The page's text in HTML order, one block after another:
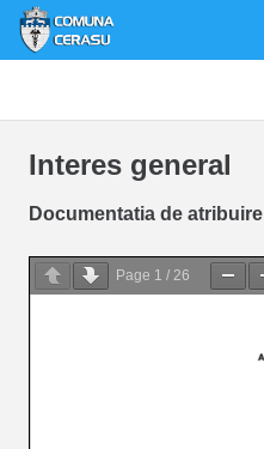
Interes general
Documentatia de atribuire
Page 1 / 26